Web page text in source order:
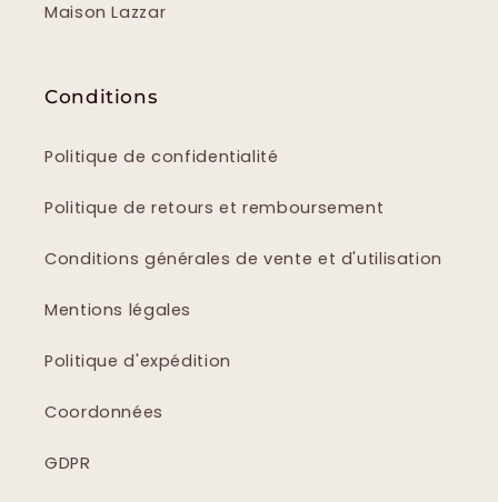
Maison Lazzar
Conditions
Politique de confidentialité
Politique de retours et remboursement
Conditions générales de vente et d'utilisation
Mentions légales
Politique d'expédition
Coordonnées
GDPR